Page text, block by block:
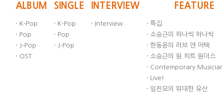
ALBUM
· K-Pop
· Pop
· J-Pop
· OST
SINGLE
· K-Pop
· Pop
· J-Pop
INTERVIEW
· Interview
FEATURE
· 특집
· 소승근의 하나씩 하나씩
· 한동윤의 러브 앤 어택
· 소승근의 원 히트 원더스
· Contemporary
· Live!
· 임진모의 위대한 유산